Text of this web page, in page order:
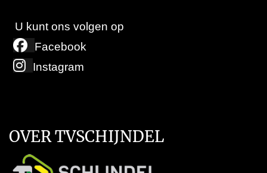
U kunt ons volgen op
Facebook
Instagram
OVER TVSCHIJNDEL